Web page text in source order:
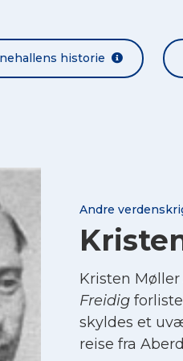
historie
Andre
Kristen Møller
Freidig
skyldes et
reise fra